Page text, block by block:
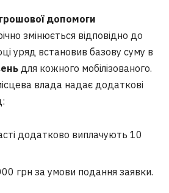
допомоги
змінюється відповідно до
уряд встановив базову суму в
для кожного мобілізованого.
влада надає додаткові
додатково виплачують 10
грн за умови подання заявки.